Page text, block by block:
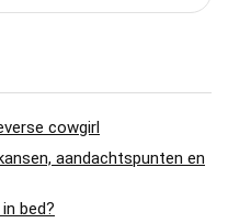
cowgirl
aandachtspunten en
bed?